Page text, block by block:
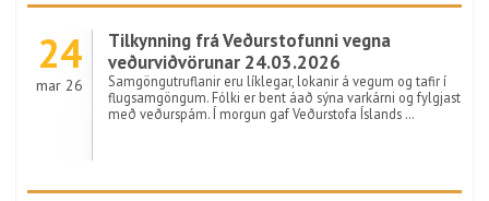
24
mar 26
Tilkynning frá Veðurstofunni vegna
veðurviðvörunar 24.03.2026
Samgöngutruflanir eru líklegar, lokanir á vegum og tafir í
flugsamgöngum. Fólki er bent áað sýna varkárni og fylgjast
með veðurspám. Í morgun gaf Veðurstofa Íslands …